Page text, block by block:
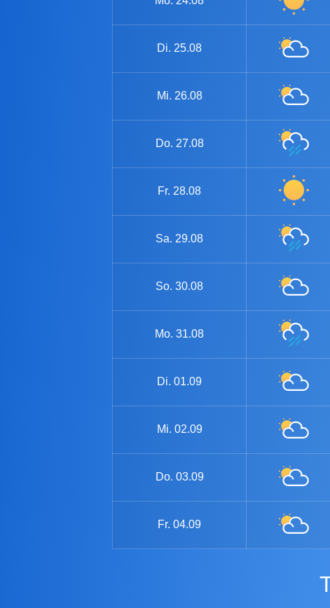
Di. 25.08
Mi. 26.08
Do. 27.08
Fr. 28.08
Sa. 29.08
So. 30.08
Mo. 31.08
Di. 01.09
Mi. 02.09
Do. 03.09
Fr. 04.09